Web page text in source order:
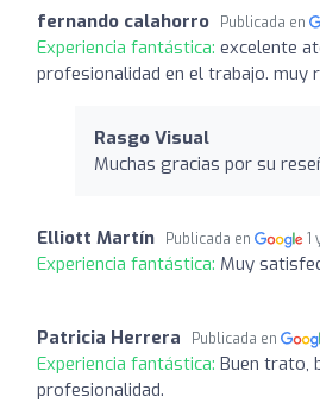
fernando calahorro Publicada en
Experiencia fantástica: excelente
profesionalidad en el trabajo. muy
Rasgo Visual
Muchas gracias por su
Elliott Martín Publicada en 1
Experiencia fantástica: Muy
Patricia Herrera Publicada en
Experiencia fantástica: Buen trato,
profesionalidad.